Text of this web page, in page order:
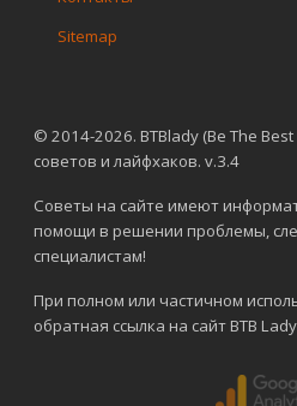
© 2014-2026. BTBlady (Be The
советов и лайфхаков. v.3.4
Советы на сайте имеют
помощи в решении проблемы,
специалистам!
При полном или частичном
обратная ссылка на сайт BTB
Sitemap